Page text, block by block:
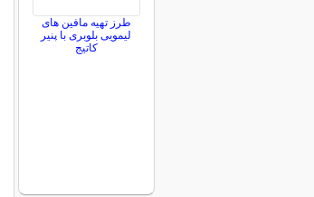
طرز تهیه مافین های
لیمویی بلوبری با پنیر
کاتیج